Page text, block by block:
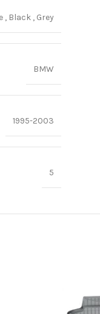
, Black , Grey
BMW
1995-2003
5